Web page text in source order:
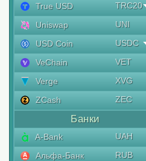
True USD
TRC20
Uniswap
UNI
USD Coin
USDC
VeChain
VET
Verge
XVG
ZCash
ZEC
Банки
A-Bank
UAH
Альфа-Банк
RUB